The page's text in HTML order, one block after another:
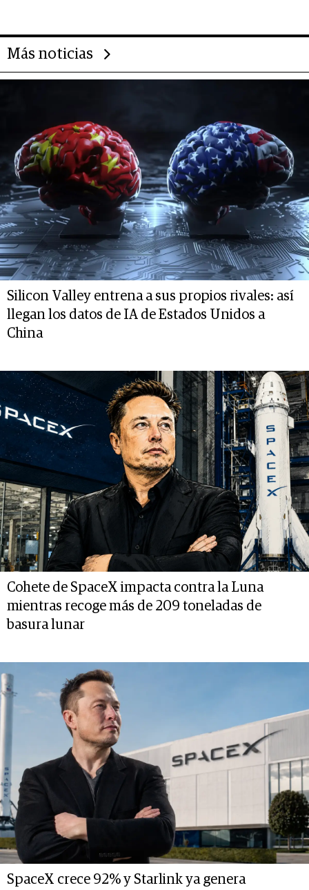
Más noticias
Silicon Valley entrena a sus propios rivales: así
llegan los datos de IA de Estados Unidos a
China
Cohete de SpaceX impacta contra la Luna
mientras recoge más de 209 toneladas de
basura lunar
SpaceX crece 92% y Starlink ya genera